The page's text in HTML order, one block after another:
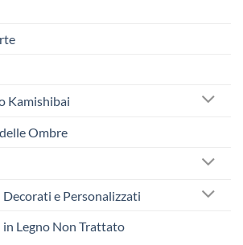
Kamishibai
Ombre
e Personalizzati
Legno Non Trattato